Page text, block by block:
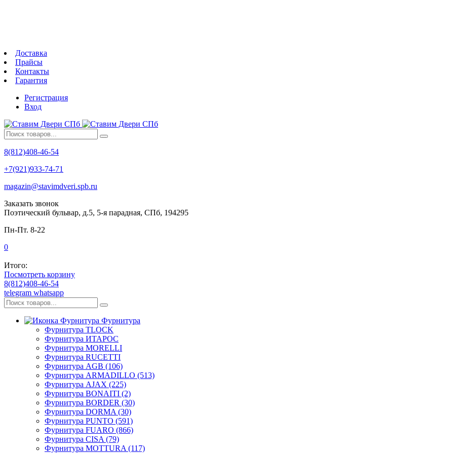
Доставка
Прайсы
Контакты
Гарантия
Регистрация
Вход
8(812)408-46-54
+7(921)933-74-71
magazin@stavimdveri.spb.ru
Заказать звонок
Поэтический бульвар, д.5, 5-я парадная, СПб, 194295
Пн-Пт. 8-22
0
Итого:
Посмотреть корзину
8(812)408-46-54
telegram whatsapp
Фурнитура
Фурнитура TLOCK
Фурнитура ИТАРОС
Фурнитура MORELLI
Фурнитура RUCETTI
Фурнитура AGB (106)
Фурнитура ARMADILLO (513)
Фурнитура AJAX (225)
Фурнитура BONAITI (2)
Фурнитура BORDER (30)
Фурнитура DORMA (30)
Фурнитура PUNTO (591)
Фурнитура FUARO (866)
Фурнитура CISA (79)
Фурнитура MOTTURA (117)